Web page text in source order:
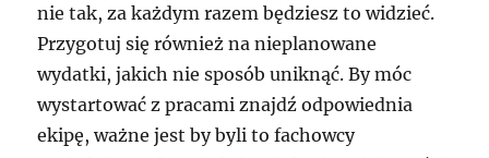
nie tak, za każdym razem będziesz to widzieć.
Przygotuj się również na nieplanowane
wydatki, jakich nie sposób uniknąć. By móc
wystartować z pracami znajdź odpowiednia
ekipę, ważne jest by byli to fachowcy